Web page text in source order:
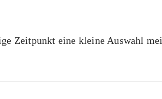
Zeitpunkt eine kleine Auswahl